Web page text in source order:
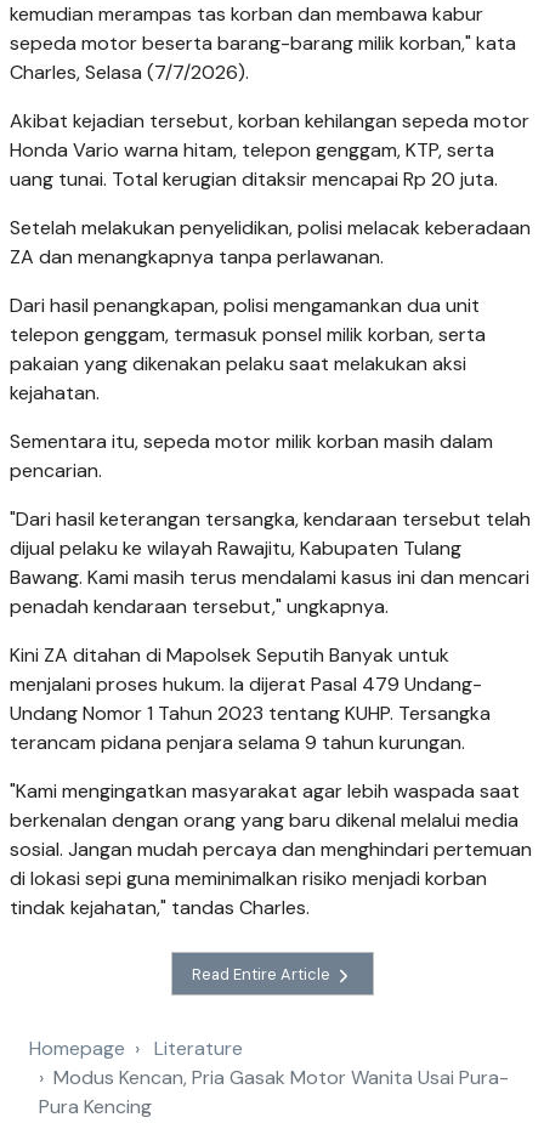
kemudian merampas tas korban dan membawa kabur
sepeda motor beserta barang-barang milik korban," kata
Charles, Selasa (7/7/2026).
Akibat kejadian tersebut, korban kehilangan sepeda motor
Honda Vario warna hitam, telepon genggam, KTP, serta
uang tunai. Total kerugian ditaksir mencapai Rp 20 juta.
Setelah melakukan penyelidikan, polisi melacak keberadaan
ZA dan menangkapnya tanpa perlawanan.
Dari hasil penangkapan, polisi mengamankan dua unit
telepon genggam, termasuk ponsel milik korban, serta
pakaian yang dikenakan pelaku saat melakukan aksi
kejahatan.
Sementara itu, sepeda motor milik korban masih dalam
pencarian.
"Dari hasil keterangan tersangka, kendaraan tersebut telah
dijual pelaku ke wilayah Rawajitu, Kabupaten Tulang
Bawang. Kami masih terus mendalami kasus ini dan mencari
penadah kendaraan tersebut," ungkapnya.
Kini ZA ditahan di Mapolsek Seputih Banyak untuk
menjalani proses hukum. Ia dijerat Pasal 479 Undang-
Undang Nomor 1 Tahun 2023 tentang KUHP. Tersangka
terancam pidana penjara selama 9 tahun kurungan.
"Kami mengingatkan masyarakat agar lebih waspada saat
berkenalan dengan orang yang baru dikenal melalui media
sosial. Jangan mudah percaya dan menghindari pertemuan
di lokasi sepi guna meminimalkan risiko menjadi korban
tindak kejahatan," tandas Charles.
Read Entire Article
Homepage
Literature
Modus Kencan, Pria Gasak Motor Wanita Usai Pura-
Pura Kencing